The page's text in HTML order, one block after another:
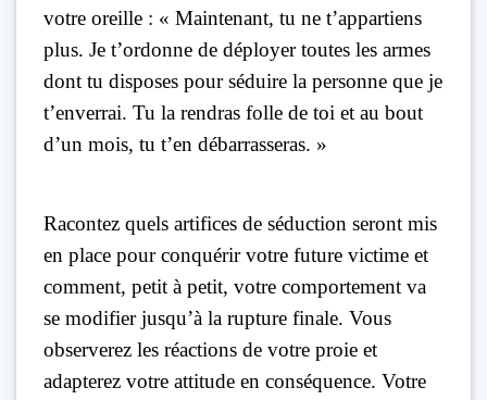
votre oreille : « Maintenant, tu ne t’appartiens
plus. Je t’ordonne de déployer toutes les armes
dont tu disposes pour séduire la personne que je
t’enverrai. Tu la rendras folle de toi et au bout
d’un mois, tu t’en débarrasseras. »
Racontez quels artifices de séduction seront mis
en place pour conquérir votre future victime et
comment, petit à petit, votre comportement va
se modifier jusqu’à la rupture finale. Vous
observerez les réactions de votre proie et
adapterez votre attitude en conséquence. Votre